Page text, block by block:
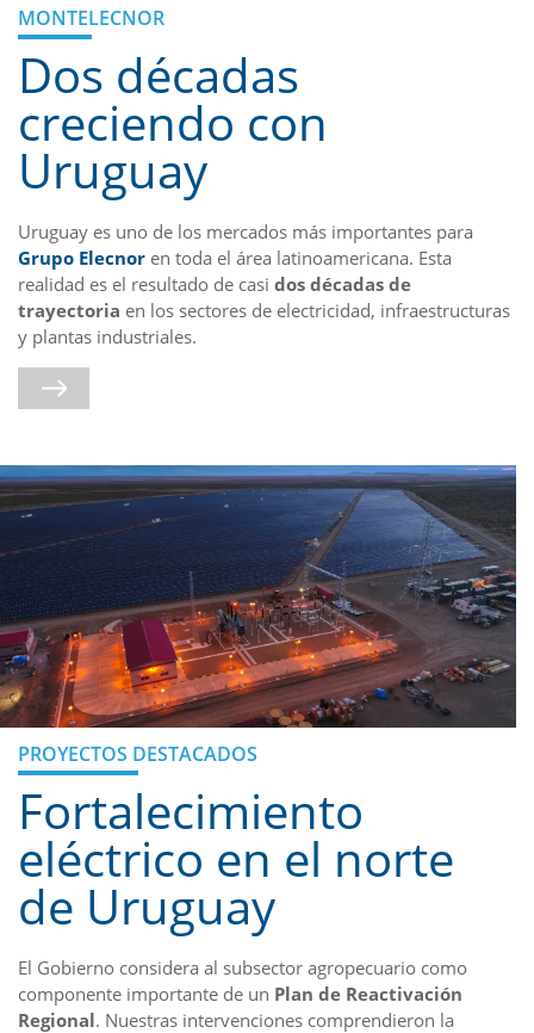
MONTELECNOR
Dos décadas
creciendo con
Uruguay
Uruguay es uno de los mercados más importantes para
Grupo Elecnor en toda el área latinoamericana. Esta
realidad es el resultado de casi dos décadas de
trayectoria en los sectores de electricidad, infraestructuras
y plantas industriales.
PROYECTOS DESTACADOS
Fortalecimiento
eléctrico en el norte
de Uruguay
El Gobierno considera al subsector agropecuario como
componente importante de un Plan de Reactivación
Regional. Nuestras intervenciones comprendieron la